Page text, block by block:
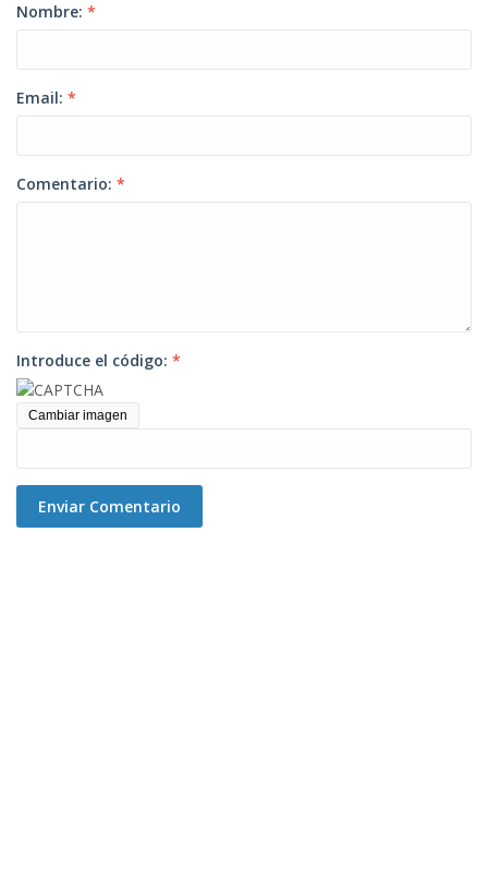
Nombre: *
Email: *
Comentario: *
Introduce el código: *
Cambiar imagen
Enviar Comentario